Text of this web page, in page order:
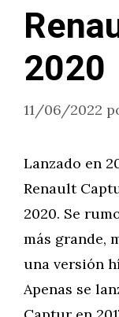
2020
11/06/2022
Lanzado en
Renault
2020. Se
más grande,
una versión
Apenas se